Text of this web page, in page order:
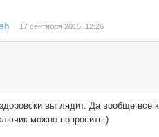
17 сентября 2015, 12:26
выглядит. Да вообще все
можно попросить:)